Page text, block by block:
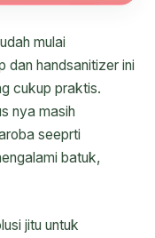
mulai
dan handsanitizer ini
cukup praktis.
nya masih
seeprti
batuk,
jitu untuk